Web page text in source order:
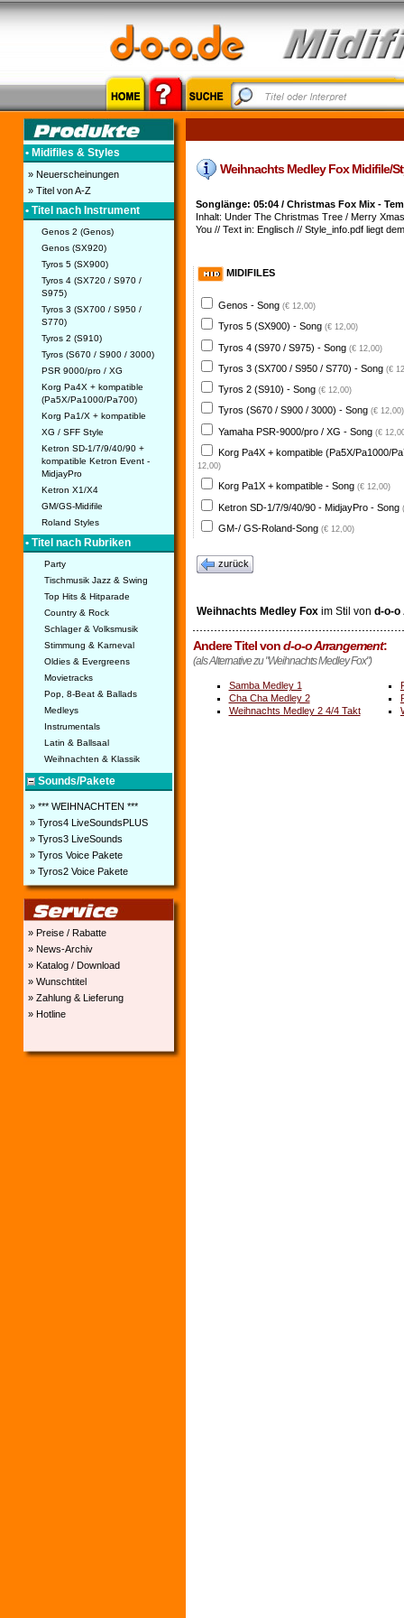
• Midifiles & Styles
» Neuerscheinungen
» Titel von A-Z
• Titel nach Instrument
Genos 2 (Genos)
Genos (SX920)
Tyros 5 (SX900)
Tyros 4 (SX720 / S970 /
S975)
Tyros 3 (SX700 / S950 /
S770)
Tyros 2 (S910)
Tyros (S670 / S900 / 3000)
PSR 9000/pro / XG
Korg Pa4X + kompatible
(Pa5X/Pa1000/Pa700)
Korg Pa1/X + kompatible
XG / SFF Style
Ketron SD-1/7/9/40/90 +
kompatible Ketron Event -
MidjayPro
Ketron X1/X4
GM/GS-Midifile
Roland Styles
• Titel nach Rubriken
Party
Tischmusik Jazz & Swing
Top Hits & Hitparade
Country & Rock
Schlager & Volksmusik
Stimmung & Karneval
Oldies & Evergreens
Movietracks
Pop, 8-Beat & Ballads
Medleys
Instrumentals
Latin & Ballsaal
Weihnachten & Klassik
Sounds/Pakete
» *** WEIHNACHTEN ***
» Tyros4 LiveSoundsPLUS
» Tyros3 LiveSounds
» Tyros Voice Pakete
» Tyros2 Voice Pakete
» Preise / Rabatte
» News-Archiv
» Katalog / Download
» Wunschtitel
» Zahlung & Lieferung
» Hotline
Weihnachts Medley Fox Midifile/
Songlänge: 05:04 / Christmas Fox Mix -
Inhalt: Under The Christmas Tree / Merry
You // Text in: Englisch // Style_info.pdf liegt
MIDIFILES
Genos - Song (€ 12,00)
Tyros 5 (SX900) - Song (€ 12,00)
Tyros 4 (S970 / S975) - Song (€ 12,00)
Tyros 3 (SX700 / S950 / S770) - Song (€
Tyros 2 (S910) - Song (€ 12,00)
Tyros (S670 / S900 / 3000) - Song (€ 12,00)
Yamaha PSR-9000/pro / XG - Song (€
Korg Pa4X + kompatible (Pa5X/Pa1000/
12,00)
Korg Pa1X + kompatible - Song (€ 12,00)
Ketron SD-1/7/9/40/90 - MidjayPro - Song
GM-/ GS-Roland-Song (€ 12,00)
zurück
Weihnachts Medley Foxim Stil von d-o-o
Andere Titel vond-o-o Arrangement:
(als Alternative zu "Weihnachts Medley Fox")
Samba Medley 1
Cha Cha Medley 2
Weihnachts Medley 2 4/4 Takt